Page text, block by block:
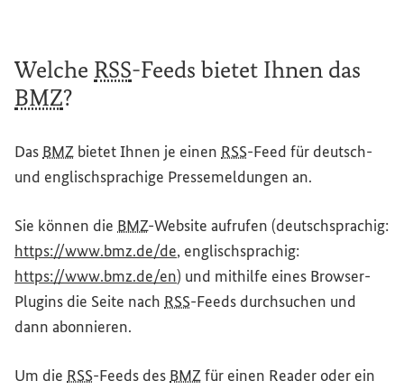
Welche RSS-Feeds bietet Ihnen das
BMZ?
Das BMZ bietet Ihnen je einen RSS-Feed für deutsch-
und englischsprachige Pressemeldungen an.
Sie können die BMZ-Website aufrufen (deutschsprachig:
https://www.bmz.de/de, englischsprachig:
https://www.bmz.de/en) und mithilfe eines Browser-
Plugins die Seite nach RSS-Feeds durchsuchen und
dann abonnieren.
Um die RSS-Feeds des BMZfür einen Reader oder ein